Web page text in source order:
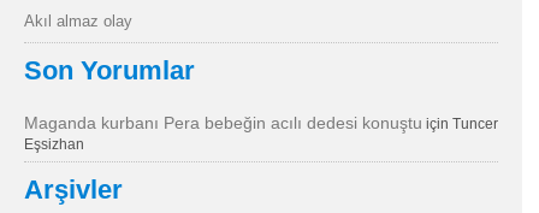
Akıl almaz olay
Son Yorumlar
Maganda kurbanı Pera bebeğin acılı dedesi konuştu için Tuncer
Eşsizhan
Arşivler